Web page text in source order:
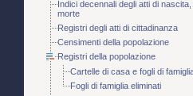
Indici decennali degli atti di
morte
Registri degli atti di cittadinanza
Censimenti della popolazione
Registri della popolazione
Cartelle di casa e fogli di
Fogli di famiglia eliminati